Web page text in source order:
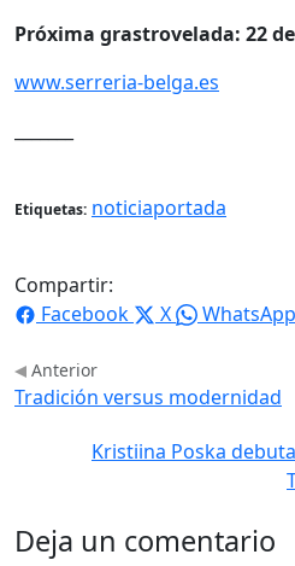
Próxima grastrovelada: 22
www.serreria-belga.es
Etiquetas: noticiaportada
Compartir:
Facebook
X WhatsApp
Anterior
Tradición versus modernidad
Kristiina Poska
Deja un comentario